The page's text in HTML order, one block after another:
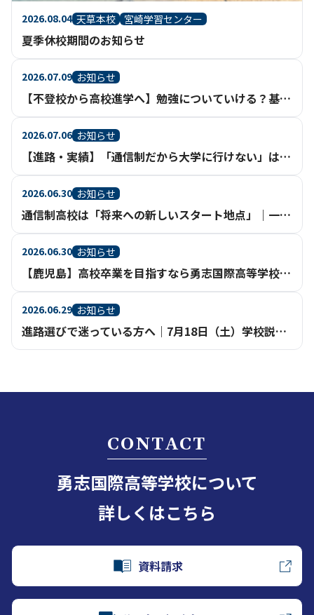
2026.08.04 天草本校 宮崎学習センター
夏季休校期間のお知らせ
2026.07.09 お知らせ
【不登校から高校進学へ】勉強についていける？基礎からさかのぼって学べる通信制高校という選択
2026.07.06 お知らせ
【進路・実績】「通信制だから大学に行けない」は、もう過去のイメージ。【鹿児島】
2026.06.30 お知らせ
通信制高校は「将来への新しいスタート地点」｜一人ひとりの進路実現を支える充実のサポート体制【鹿児島】
2026.06.30 お知らせ
【鹿児島】高校卒業を目指すなら勇志国際高等学校（通信制高校・不登校相談）
2026.06.29 お知らせ
進路選びで迷っている方へ｜7月18日（土）学校説明会を鹿児島天文館で開催
CONTACT
勇志国際高等学校について
詳しくはこちら
資料請求